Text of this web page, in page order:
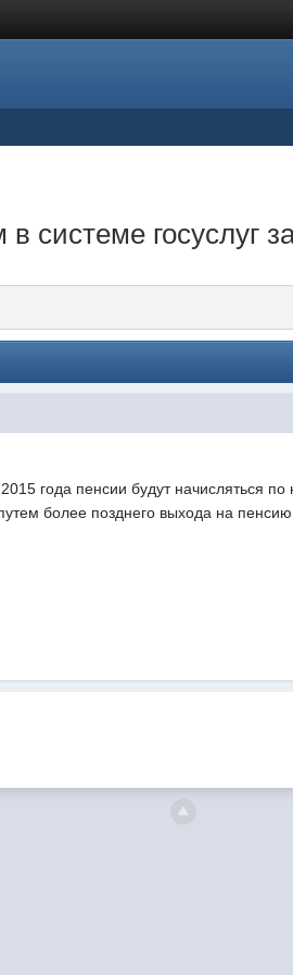
системе госуслуг
года пенсии будут начисляться
более позднего выхода на пенсию.